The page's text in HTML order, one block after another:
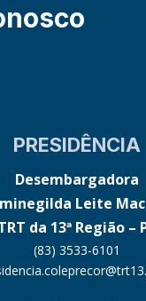
PRESIDÊNCIA
Desembargadora
Leite
da 13ª Região –
(83) 3533-6101